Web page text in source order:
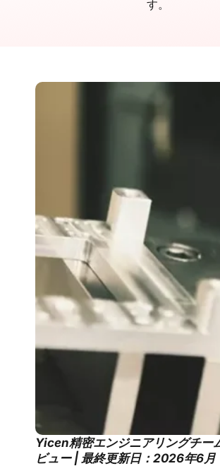
す。
Yicen精密エンジニアリングチー
ビュー | 最終更新日：2026年6月